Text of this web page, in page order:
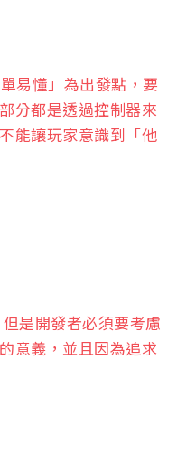
易懂」為出發點，要
分都是透過控制器來
能讓玩家意識到「他
是開發者必須要考慮
意義，並且因為追求